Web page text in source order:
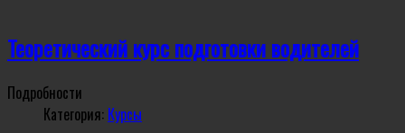
Теоретический курс подготовки водителей
Подробности
Категория: Курсы